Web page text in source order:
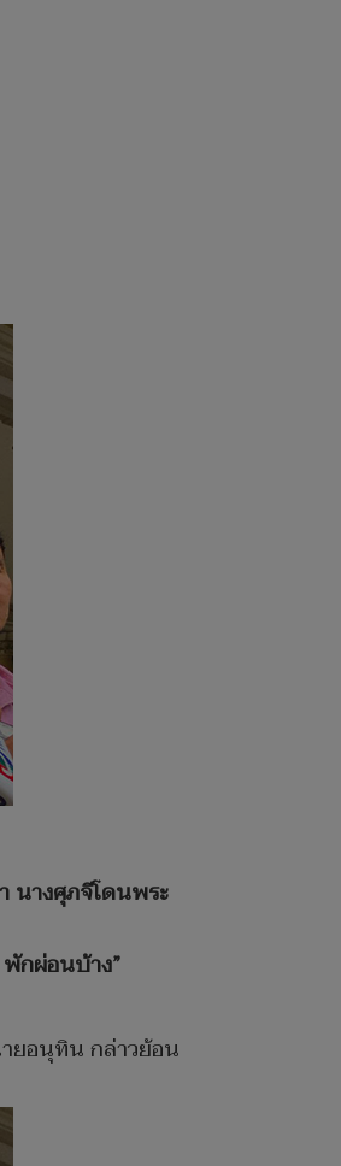
นางศุภจีโดนพระ
กผ่อนบ้าง”
ยอนุทิน กล่าวย้อน